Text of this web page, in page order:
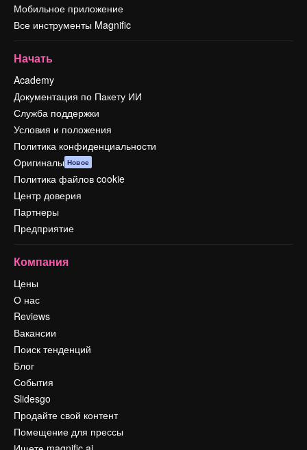
Мобильное приложение
Все инструменты Magnific
Начать
Academy
Документация по Пакету ИИ
Служба поддержки
Условия и положения
Политика конфиденциальности
Оригиналы Новое
Политика файлов cookie
Центр доверия
Партнеры
Предприятие
Компания
Цены
О нас
Reviews
Вакансии
Поиск тенденций
Блог
События
Slidesgo
Продайте свой контент
Помещение для прессы